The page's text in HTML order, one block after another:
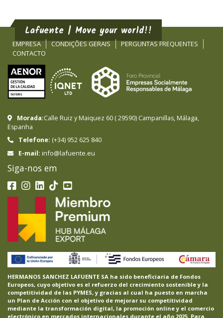
Lafuente | Move your world!!
EMPRESA CONDIÇÕES GERAIS
PERGUNTAS FREQUENTES
CONTACTO
Morada:Calle Ruiz y Maiquez 60 (29590) Campanillas, Málaga,
Espanha
Telefone: (+34) 952 625 840
E-mail: info@lafuente.eu
Siga-nos em
HERMANOS SANCHEZ LAFUENTE SA ha sido beneficiaria de Fondos
Europeos, cuyo objetivo es el refuerzo del crecimiento sostenible y la
competitividad de las PYMES, y gracias al cual ha puesto en marcha
un Plan de Acción con el objetivo de mejorar su competitividad
mediante la transformación digital, la promoción online y el comercio
electrónico en mercados internacionales durante el año 2025. Para